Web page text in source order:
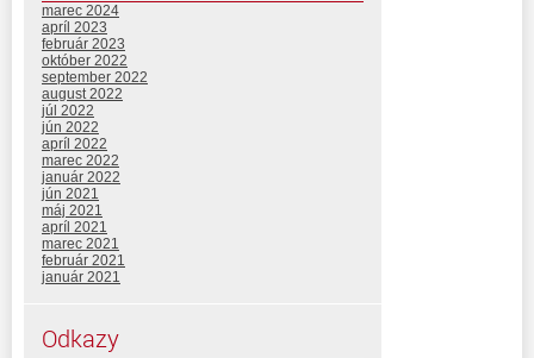
marec 2024
apríl 2023
február 2023
október 2022
september 2022
august 2022
júl 2022
jún 2022
apríl 2022
marec 2022
január 2022
jún 2021
máj 2021
apríl 2021
marec 2021
február 2021
január 2021
Odkazy